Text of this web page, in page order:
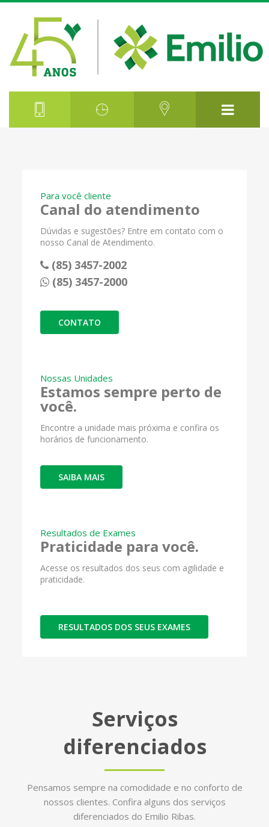
Para você cliente
Canal do atendimento
Dúvidas e sugestões? Entre em contato com o
nosso Canal de Atendimento.
(85) 3457-2002
(85) 3457-2000
CONTATO
Nossas Unidades
Estamos sempre perto de
você.
Encontre a unidade mais próxima e confira os
horários de funcionamento.
SAIBA MAIS
Resultados de Exames
Praticidade para você.
Acesse os resultados dos seus com agilidade e
praticidade.
RESULTADOS DOS SEUS EXAMES
Serviços
diferenciados
Pensamos sempre na comodidade e no conforto de
nossos clientes. Confira alguns dos serviços
diferenciados do Emilio Ribas.